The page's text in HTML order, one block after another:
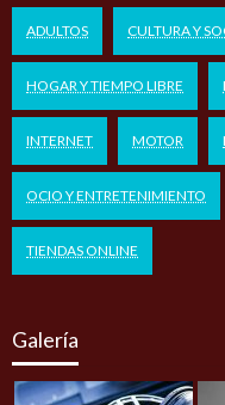
ADULTOS CULTURA Y
HOGAR Y TIEMPO LIBRE
INTERNET MOTOR
OCIO Y ENTRETENIMIENTO
TIENDAS ONLINE
Galería